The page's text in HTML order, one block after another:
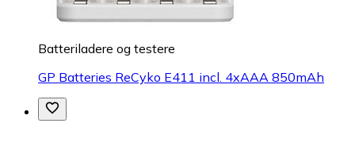
Batteriladere og testere
GP Batteries ReCyko E411 incl. 4xAAA 850mAh